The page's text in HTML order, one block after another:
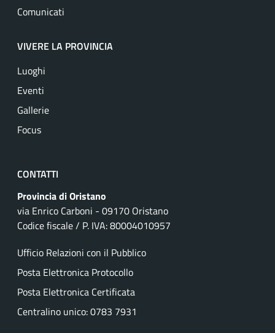
Comunicati
VIVERE LA PROVINCIA
Luoghi
Eventi
Gallerie
Focus
CONTATTI
Provincia di Oristano
via Enrico Carboni - 09170 Oristano
Codice fiscale / P. IVA: 80004010957
Ufficio Relazioni con il Pubblico
Posta Elettronica Protocollo
Posta Elettronica Certificata
Centralino unico: 0783 7931